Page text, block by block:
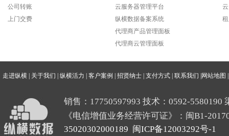
公司转账
上门交费
云服务器管理平台
纵横数据备案系统
代理商产品管理面板
代理商云管理面板
走进纵横 关于我们 纵横活力 客户案例 招贤纳士 支付方式 联系我们 网站地图
销售：17750597993 技术：0592-5580190
《电信增值业务经营许可证》：闽B1-
35020302000189 闽ICP备12003292号-1